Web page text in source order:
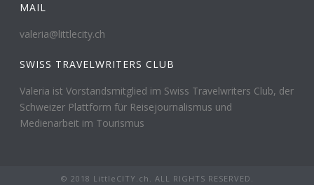
MAIL
valeria@littlecity.ch
SWISS TRAVELWRITERS CLUB
Valeria ist Vorstandsmitglied im Swiss Travelwriters Club, der
Schweizer Plattform für Reisejournalismus und
Medienarbeit im Tourismus
© 2018 LittleCITY.ch. ALL RIGHTS RESERVED.